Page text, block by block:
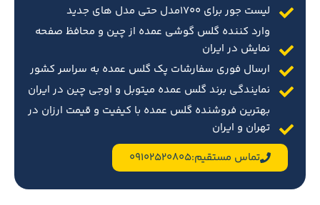
لیست جور برای 1700مدل حتی مدل های جدید
وارد کننده گلس گوشی عمده از چین و محافظ صفحه
نمایش در ایران
ارسال فوری سفارشات پک گلس عمده به سراسر کشور
نمایندگی برند گلس عمده میتوبل و اوجی چین در ایران
بهترین فروشنده گلس عمده با کیفیت و قیمت ارزان در
تهران و ایران
تماس مستقیم:09102520805